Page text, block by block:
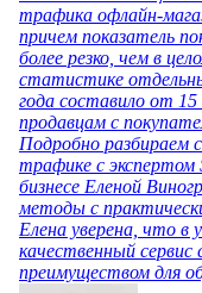
трафика офлайн-
причем показатель
более резко, чем в
статистике
года составило от
продавцам с
Подробно разбираем
трафике с экспертом
бизнесе Еленой
методы с
Елена уверена, что в
качественный
преимуществом для